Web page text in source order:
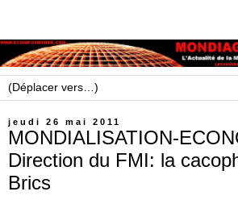
jeudi 26 mai 2011
MONDIALISATION-
Direction du FMI: la
Brics